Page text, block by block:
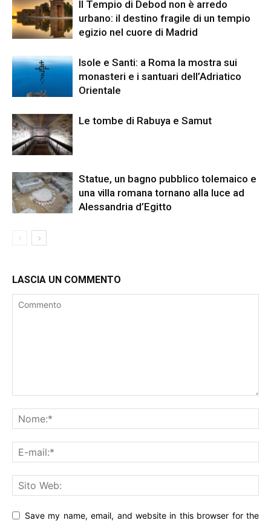
Il Tempio di Debod non è arredo
urbano: il destino fragile di un tempio
egizio nel cuore di Madrid
Isole e Santi: a Roma la mostra sui
monasteri e i santuari dell’Adriatico
Orientale
Le tombe di Rabuya e Samut
Statue, un bagno pubblico tolemaico e
una villa romana tornano alla luce ad
Alessandria d’Egitto
LASCIA UN COMMENTO
Save my name, email, and website in this browser for the